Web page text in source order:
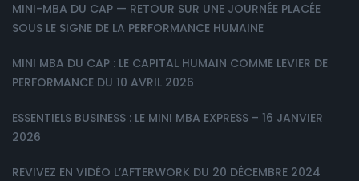
MINI-MBA DU CAP — RETOUR SUR UNE JOURNÉE PLACÉE
SOUS LE SIGNE DE LA PERFORMANCE HUMAINE
MINI MBA DU CAP : LE CAPITAL HUMAIN COMME LEVIER DE
PERFORMANCE DU 10 AVRIL 2026
ESSENTIELS BUSINESS : LE MINI MBA EXPRESS – 16 JANVIER
2026
REVIVEZ EN VIDÉO L’AFTERWORK DU 20 DÉCEMBRE 2024